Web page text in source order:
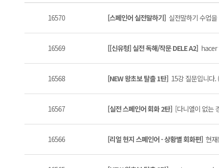
16570 [스페인어 실전말하기] 실전말하기 수업
16569 [[신유형] 실전 독해/작문 DELE A2]
16568 [NEW 왕초보 탈출 1탄] 15강 질문입니다.
16567 [실전 스페인어 회화 2탄] [다니엘이 없는
16566 [리얼 현지 스페인어 - 상황별 회화편] 현